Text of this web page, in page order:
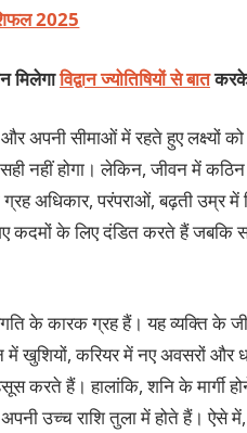
2025
मिलेगाविद्वान ज्योतिषियों से बात
सीमाओं में रहते हुए लक्ष्यों
नहीं होगा। लेकिन, जीवन में
अधिकार, परंपराओं, बढ़ती उम्र में
कदमों के लिए दंडित करते हैं
के कारक ग्रह हैं। यह व्यक्ति के
खुशियों, करियर में नए अवसरों और
करते हैं। हालांकि, शनि के मार्गी
उच्च राशि तुला में होते हैं। ऐसे